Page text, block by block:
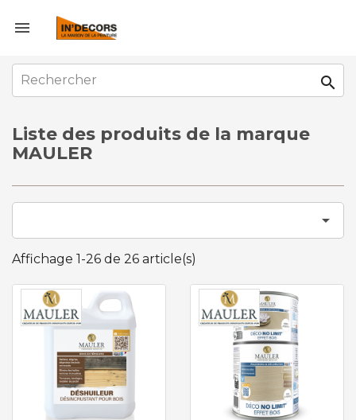


Liste des produits de la marque
MAULER

Affichage 1-26 de 26 article(s)